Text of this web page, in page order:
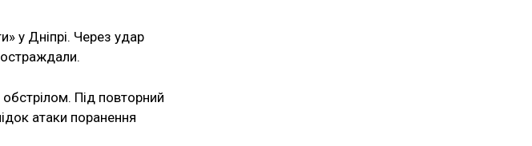
у Дніпрі. Через удар
Під повторний
атаки поранення